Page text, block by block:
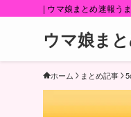
| ウマ娘まとめ速報う
ウマ娘ま
ホーム まとめ記事